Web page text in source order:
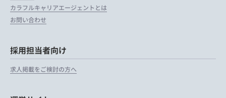
カラフルキャリアエージェントとは
お問い合わせ
採用担当者向け
求人掲載をご検討の方へ